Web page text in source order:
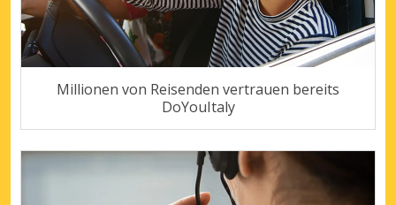
Millionen von Reisenden vertrauen bereits
DoYouItaly